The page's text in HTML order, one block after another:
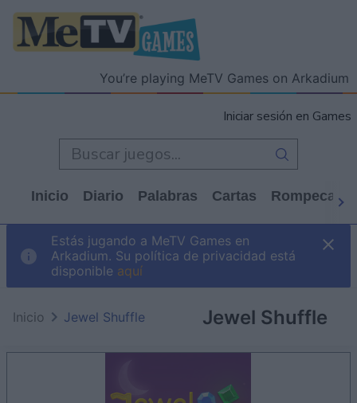
You’re playing MeTV Games on Arkadium
Iniciar sesión en Games
Inicio Diario Palabras Cartas
Estás jugando a MeTV Games en
Arkadium. Su política de privacidad está
disponible aquí
Jewel Shuffle
Inicio Jewel Shuffle